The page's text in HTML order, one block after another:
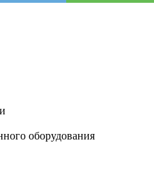
оборудования